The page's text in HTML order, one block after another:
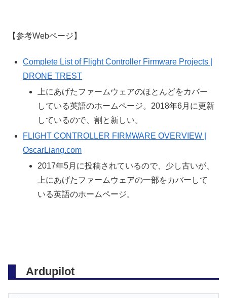
【参考Webページ】
Complete List of Flight Controller Firmware Projects |
DRONE TREST
上にあげたファームウェアのほとんどをカバー
している英語のホームページ。2018年6月に更新
しているので、割と新しい。
FLIGHT CONTROLLER FIRMWARE OVERVIEW |
OscarLiang.com
2017年5月に投稿されているので、少し古いが、
上にあげたファームウェアの一部をカバーして
いる英語のホームページ。
Ardupilot